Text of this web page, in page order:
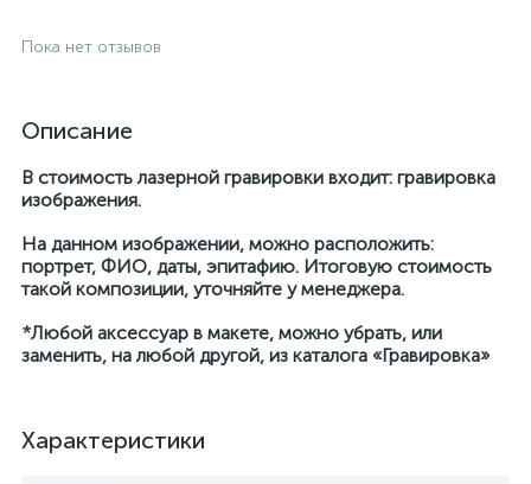
Пока нет отзывов
Описание
В стоимость лазерной гравировки входит: гравировка
изображения.
На данном изображении, можно расположить:
портрет, ФИО, даты, эпитафию. Итоговую стоимость
такой композиции, уточняйте у менеджера.
*Любой аксессуар в макете, можно убрать, или
заменить, на любой другой, из каталога «Гравировка»
Характеристики